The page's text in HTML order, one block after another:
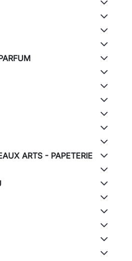
ARTS - PAPETERIE